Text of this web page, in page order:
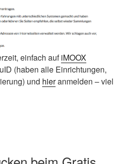
einfach aufiMOOX
(haben alle Einrichtungen,
und hieranmelden – viel